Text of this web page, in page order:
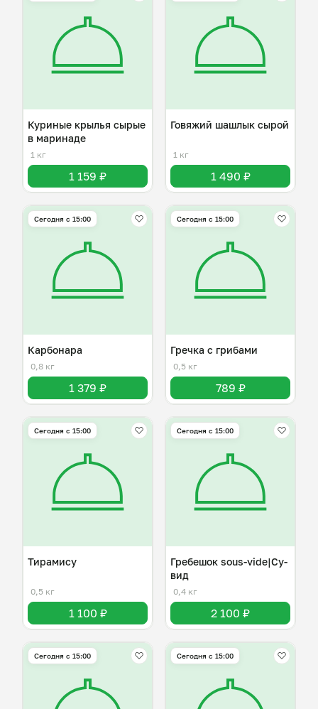
Куриные крылья сырые
в маринаде
1 кг
1 159 ₽
Говяжий шашлык сырой
1 кг
1 490 ₽
Сегодня с 15:00
Карбонара
0,8 кг
1 379 ₽
Сегодня с 15:00
Гречка с грибами
0,5 кг
789 ₽
Сегодня с 15:00
Тирамису
0,5 кг
1 100 ₽
Сегодня с 15:00
Гребешок sous-vide|Су-
вид
0,4 кг
2 100 ₽
Сегодня с 15:00 Сегодня с 15:00